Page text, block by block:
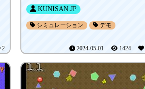
2
KUNISAN.JP
シミュレーション デモ
2024-05-01 1424